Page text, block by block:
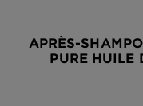
APRÈS-
PURE HUILE